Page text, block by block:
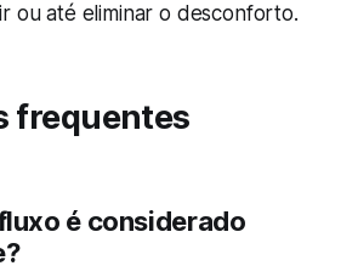
ou até eliminar o desconforto.
frequentes
é considerado